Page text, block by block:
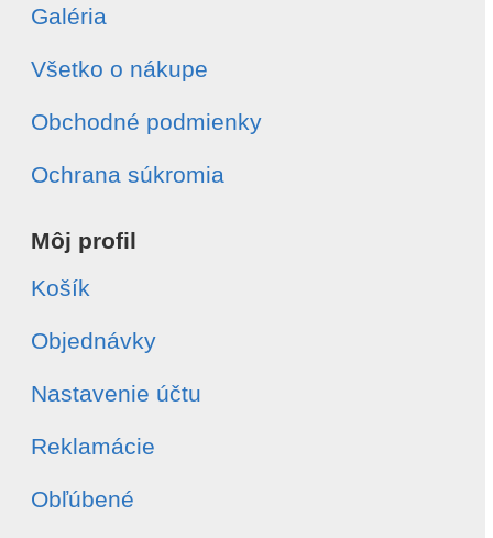
Galéria
Všetko o nákupe
Obchodné podmienky
Ochrana súkromia
Môj profil
Košík
Objednávky
Nastavenie účtu
Reklamácie
Obľúbené